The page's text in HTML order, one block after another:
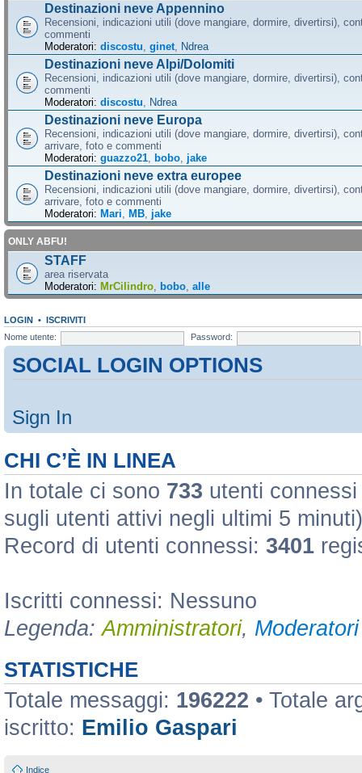
Destinazioni neve Appennino
Recensioni, indicazioni utili (dove mangiare, dormire, divertirsi),
commenti
Moderatori: discostu ginet Ndrea
Destinazioni neve Alpi/Dolomiti
Recensioni, indicazioni utili (dove mangiare, dormire, divertirsi),
commenti
Moderatori: discostu Ndrea
Destinazioni neve Europa
Recensioni, indicazioni utili (dove mangiare, dormire, divertirsi),
arrivare, foto e commenti
Moderatori: guazzo21 bobo jake
Destinazioni neve extra europee
Recensioni, indicazioni utili (dove mangiare, dormire, divertirsi),
arrivare, foto e commenti
Moderatori: Mari MB jake
ONLY ABFU!
STAFF
area riservata
Moderatori: MrCilindro bobo alle
LOGIN • ISCRIVITI
Nome utente:
Password:
SOCIAL LOGIN OPTIONS
Sign In
CHI C’È IN LINEA
In totale ci sono 733 utenti
sugli utenti attivi negli ultimi 5 minuti)
Record di utenti connessi: 3401
Iscritti connessi: Nessuno
Legenda:Amministratori,
STATISTICHE
Totale messaggi: 196222 • Totale
iscritto: Emilio Gaspari
Indice